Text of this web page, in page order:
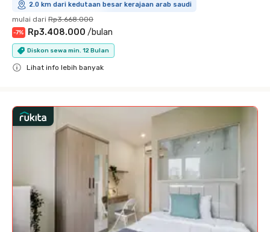
2.0 km dari kedutaan besar kerajaan arab saudi
mulai dari Rp3.668.000
-7% Rp3.408.000 /bulan
Diskon sewa min. 12 Bulan
Lihat info lebih banyak